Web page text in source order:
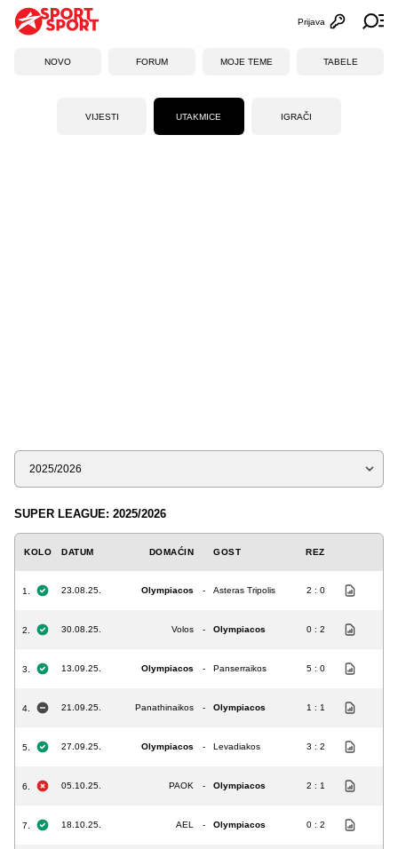
Otvori
Prijava
NOVO FORUM MOJE TEME TABELE
VIJESTI UTAKMICE IGRAČI
Sezona
SUPER LEAGUE: 2025/2026
KOLO DATUM DOMAĆIN GOST REZ
1. 23.08.25. Olympiacos - Asteras Tripolis 2 : 0
2. 30.08.25. Volos - Olympiacos 0 : 2
3. 13.09.25. Olympiacos - Panserraikos 5 : 0
4. 21.09.25. Panathinaikos - Olympiacos 1 : 1
5. 27.09.25. Olympiacos - Levadiakos 3 : 2
6. 05.10.25. PAOK - Olympiacos 2 : 1
7. 18.10.25. AEL - Olympiacos 0 : 2